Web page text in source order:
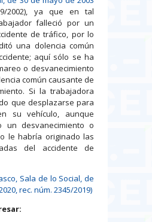
2002), ya que en tal
falleció por un
de tráfico, por lo
una dolencia común
aquí sólo se ha
o desvanecimiento
común causante de
Si la trabajadora
que desplazarse para
su vehículo, aunque
un desvanecimiento o
le habría originado las
del accidente de
Sala de lo Social, de
rec. núm. 2345/2019)